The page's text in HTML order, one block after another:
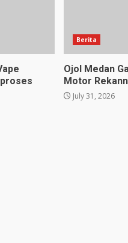
Berita
Ojol Medan
Motor
July 31, 2026